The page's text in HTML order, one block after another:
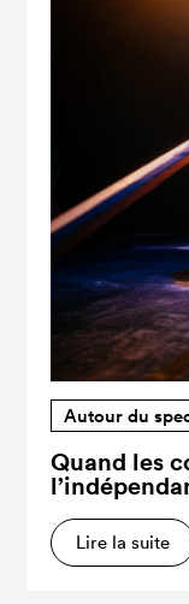
Autour du
Quand les
Lire la suite